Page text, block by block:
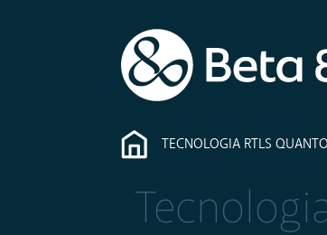
TECNOLOGIA RTLS